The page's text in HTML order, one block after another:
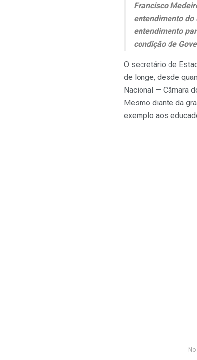
Francisco
entendimento do
entendimento
condição de
O secretário de
de longe, desde
Nacional — Câmara
Mesmo diante da
exemplo aos